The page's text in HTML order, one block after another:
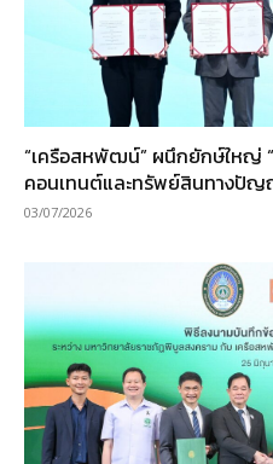
“เครือสหพัฒน์” ผนึกยักษ์ใหญ่
คอนเทนต์และทรัพย์สินทางปั
03/07/2026